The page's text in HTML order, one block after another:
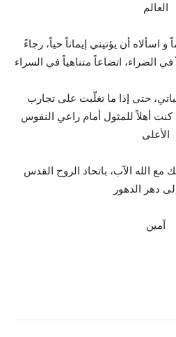
العالم
و اسألاه أن يؤتيني إيماناً حياً، رجاءً
في الضراء، اتضاعاً متناهياً في السراء
حتى إذا ما تغلّبت على تجارب
كنت أهلاً للمثول أمام راعي النفوس
الأعلى
مع الله الآب، باتحاد الروح القدس
دهر الدهور
آمين